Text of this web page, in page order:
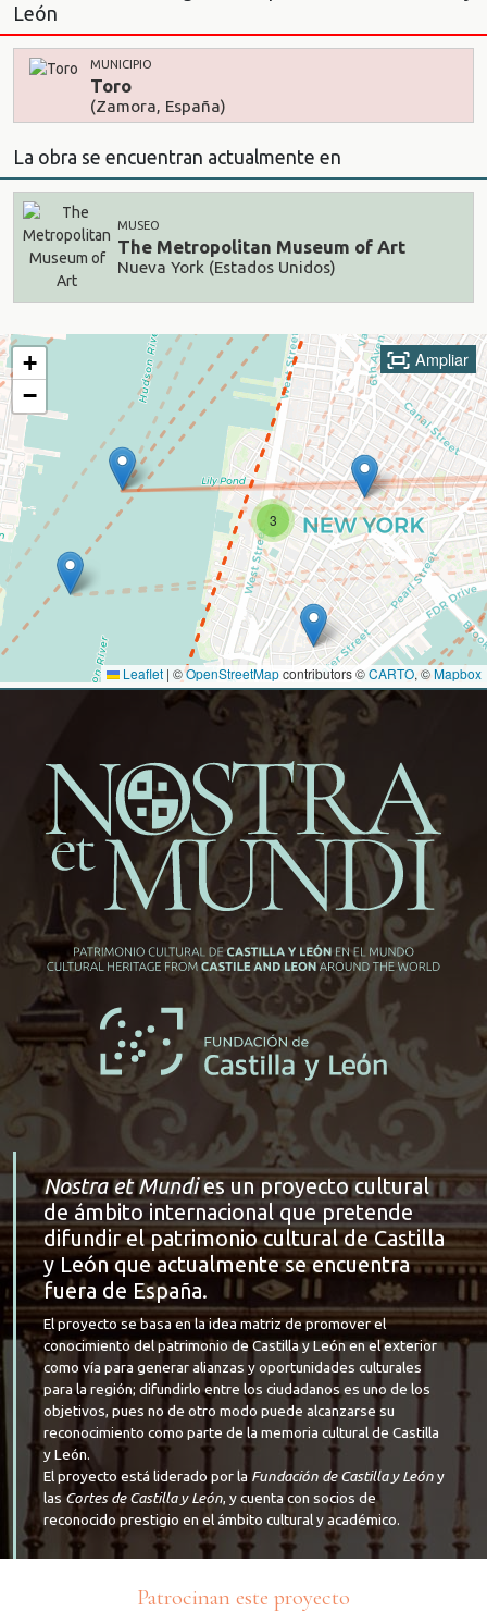
León
MUNICIPIO
Toro
(Zamora, España)
La obra se encuentran actualmente en
MUSEO
The Metropolitan Museum of Art
Nueva York (Estados Unidos)
Ampliar
3
+
−
Leaflet | ©OpenStreetMapcontributors ©CARTO, ©Mapbox
Nostra et Mundies un proyecto cultural
de ámbito internacional que pretende
difundir el patrimonio cultural de Castilla
y León que actualmente se encuentra
fuera de España.
El proyecto se basa en la idea matriz de promover el
conocimiento del patrimonio de Castilla y León en el exterior
como vía para generar alianzas y oportunidades culturales
para la región; difundirlo entre los ciudadanos es uno de los
objetivos, pues no de otro modo puede alcanzarse su
reconocimiento como parte de la memoria cultural de Castilla
y León.
El proyecto está liderado por la Fundación de Castilla y Leóny
lasCortes de Castilla y León, y cuenta con socios de
reconocido prestigio en el ámbito cultural y académico.
Patrocinan este proyecto